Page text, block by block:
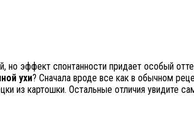
но эффект спонтанности придает особый
ухи? Сначала вроде все как в обычном
из картошки. Остальные отличия увидите